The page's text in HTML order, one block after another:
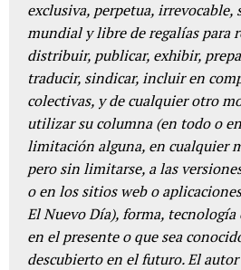
exclusiva, perpetua, irrevocable,
mundial y libre de regalías para
distribuir, publicar, exhibir,
traducir, sindicar, incluir en
colectivas, y de cualquier otro
utilizar su columna (en todo o
limitación alguna, en cualquier
pero sin limitarse, a las
o en los sitios web o
El Nuevo Día), forma,
en el presente o que sea
descubierto en el futuro. El autor